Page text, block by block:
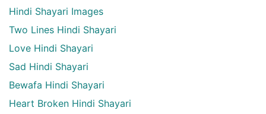
Hindi Shayari Images
Two Lines Hindi Shayari
Love Hindi Shayari
Sad Hindi Shayari
Bewafa Hindi Shayari
Heart Broken Hindi Shayari